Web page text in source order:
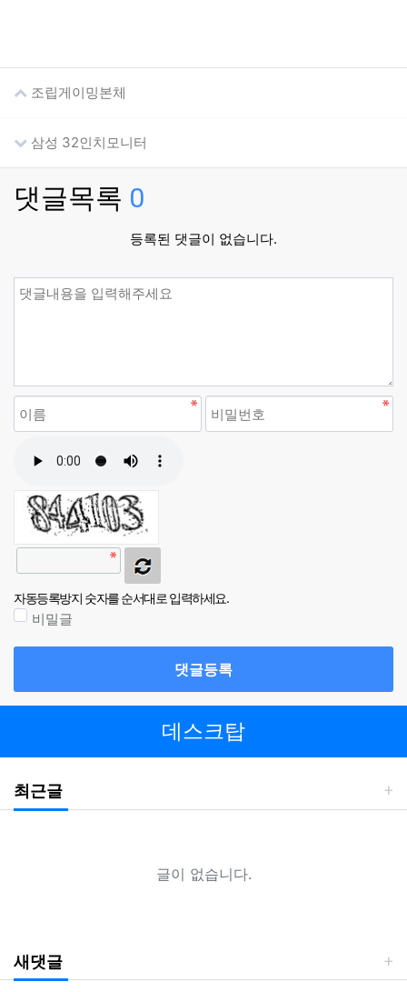
조립게이밍본체
삼성 32인치모니터
댓글목록 0
등록된 댓글이 없습니다.
자동등록방지 숫자를 순서대로 입력하세요.
비밀글
댓글등록
데스크탑
최근글
글이 없습니다.
새댓글